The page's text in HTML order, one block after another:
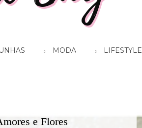
UNHAS MODA LIFESTYLE
e Flores